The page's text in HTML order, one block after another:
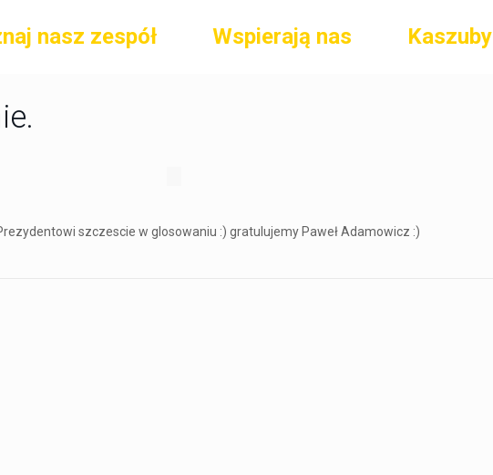
nasz zespół Wspierają nas Kaszuby
szczescie w glosowaniu :) gratulujemy Paweł Adamowicz :)